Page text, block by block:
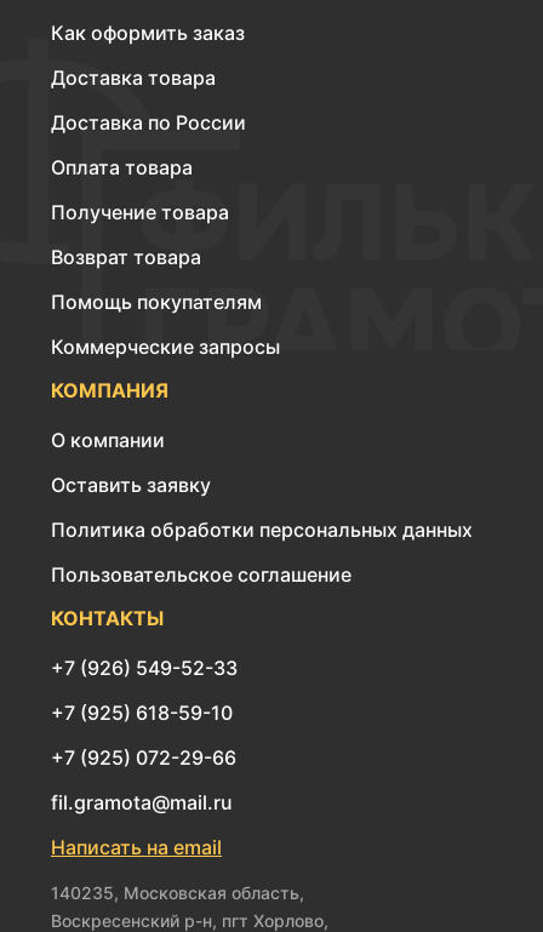
Как оформить заказ
Доставка товара
Доставка по России
Оплата товара
Получение товара
Возврат товара
Помощь покупателям
Коммерческие запросы
КОМПАНИЯ
О компании
Оставить заявку
Политика обработки персональных данных
Пользовательское соглашение
КОНТАКТЫ
+7 (926) 549-52-33
+7 (925) 618-59-10
+7 (925) 072-29-66
fil.gramota@mail.ru
Написать на email
140235, Московская область,
Воскресенский р-н, пгт Хорлово,